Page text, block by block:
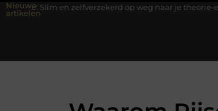
Nieuwe
artikelen
zelfverzekerd op weg naar je theorie-examen